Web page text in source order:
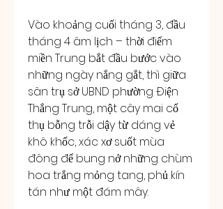
Vào khoảng cuối tháng 3, đầu
tháng 4 âm lịch – thời điểm
miền Trung bắt đầu bước vào
những ngày nắng gắt, thì giữa
sân trụ sở UBND phường Điện
Thắng Trung, một cây mai cổ
thụ bỗng trỗi dậy từ dáng vẻ
khô khốc, xác xơ suốt mùa
đông để bung nở những chùm
hoa trắng mỏng tang, phủ kín
tán như một đám mây.